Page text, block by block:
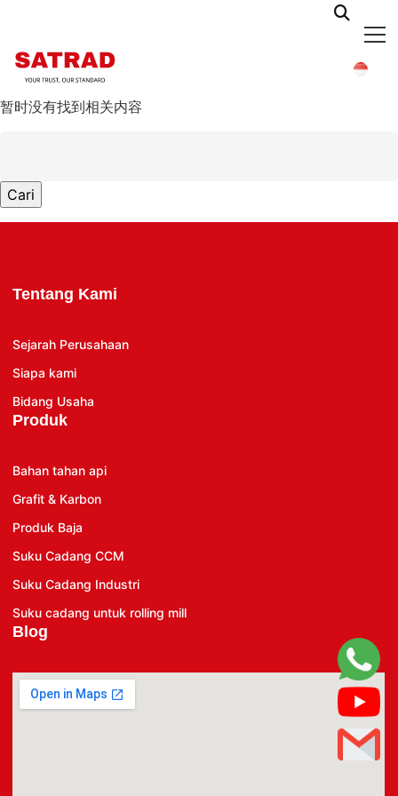
暂时没有找到相关内容
Tentang Kami
Sejarah Perusahaan
Siapa kami
Bidang Usaha
Produk
Bahan tahan api
Grafit & Karbon
Produk Baja
Suku Cadang CCM
Suku Cadang Industri
Suku cadang untuk rolling mill
Blog